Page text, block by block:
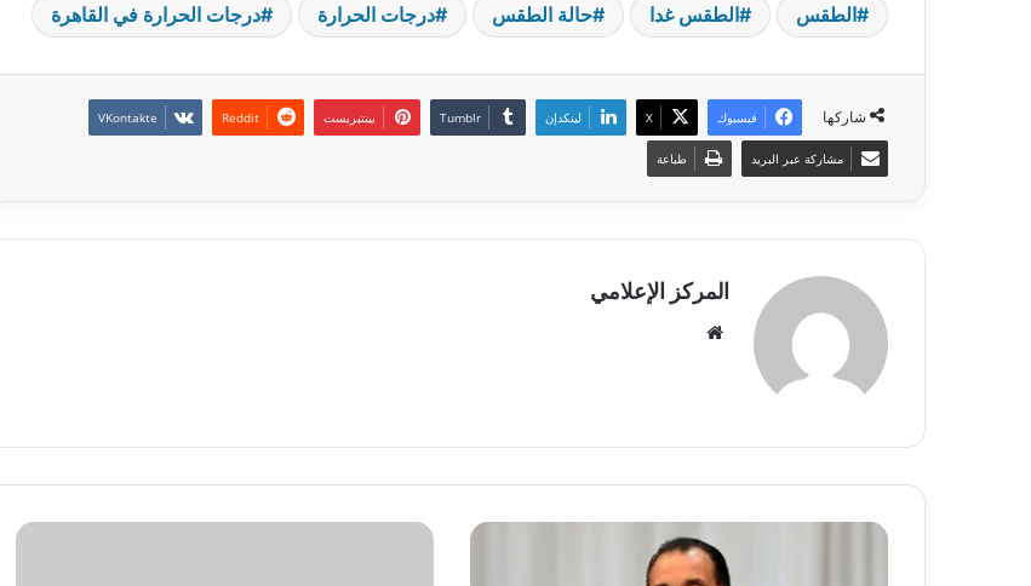
الطقس الطقس غدا حالة الطقس درجات الحرارة درجات الحرارة في القاهرة
شاركها فيسبوك ‫X لينكدإن بينتيريست
مشاركة عبر البريد طباعة
المركز الإعلامي
مؤتمر
سعر